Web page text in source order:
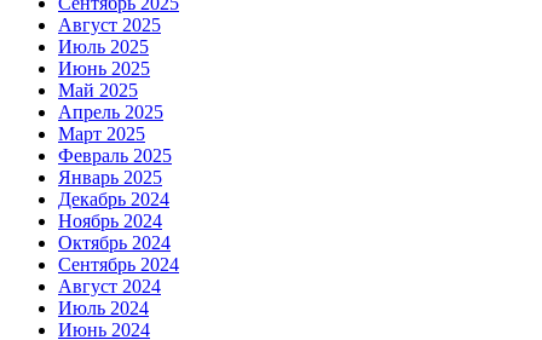
Август 2025
Июль 2025
Июнь 2025
Май 2025
Апрель 2025
Март 2025
Февраль 2025
Январь 2025
Декабрь 2024
Ноябрь 2024
Октябрь 2024
Сентябрь 2024
Август 2024
Июль 2024
Июнь 2024